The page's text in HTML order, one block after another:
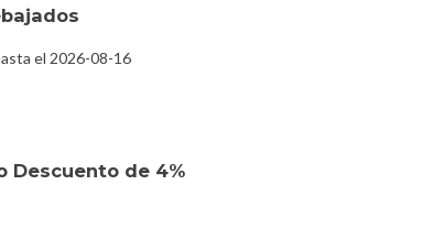
el 2026-08-16
Descuento de 4%